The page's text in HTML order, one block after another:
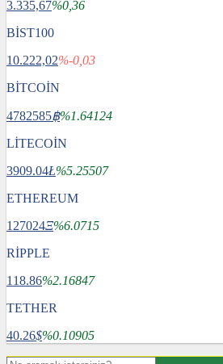
3.335,67%0,36
BİST100
10.222,02%-0,03
BİTCOİN
4782585฿%1.64124
LİTECOİN
3909.04Ł%5.25507
ETHEREUM
127024Ξ%6.0715
RİPPLE
118.86%2.16847
TETHER
40.26$%0.10905